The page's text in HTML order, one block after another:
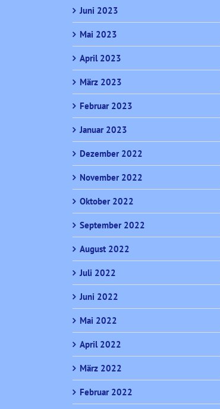
Juni 2023
Mai 2023
April 2023
März 2023
Februar 2023
Januar 2023
Dezember 2022
November 2022
Oktober 2022
September 2022
August 2022
Juli 2022
Juni 2022
Mai 2022
April 2022
März 2022
Februar 2022